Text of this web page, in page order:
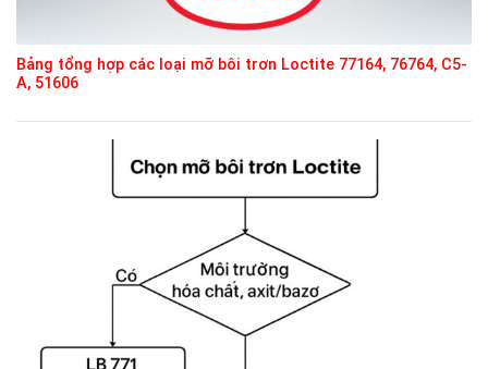
Bảng tổng hợp các loại mỡ bôi trơn Loctite 77164, 76764, C5-
A, 51606